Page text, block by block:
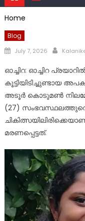
Home
Blog
Posted
July 7, 2026 Author
ഓച്ചിറ: ഓച്ചിറ
കൂട്ടിയിടിച്ചുണ്ടായ
അടൂർ കൊടുമൺ
(27)
മരണപ്പെട്ടത്.